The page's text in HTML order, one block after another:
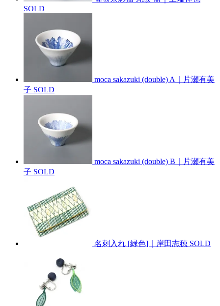
SOLD
moca sakazuki (double) A｜片瀬有美
子 SOLD
moca sakazuki (double) B｜片瀬有美
子 SOLD
名刺入れ [緑色]｜岸田志穂 SOLD